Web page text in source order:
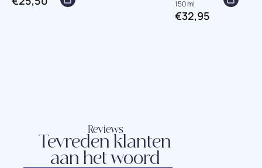
150 ml
€32,95
Reviews
Tevreden klanten
aan het woord